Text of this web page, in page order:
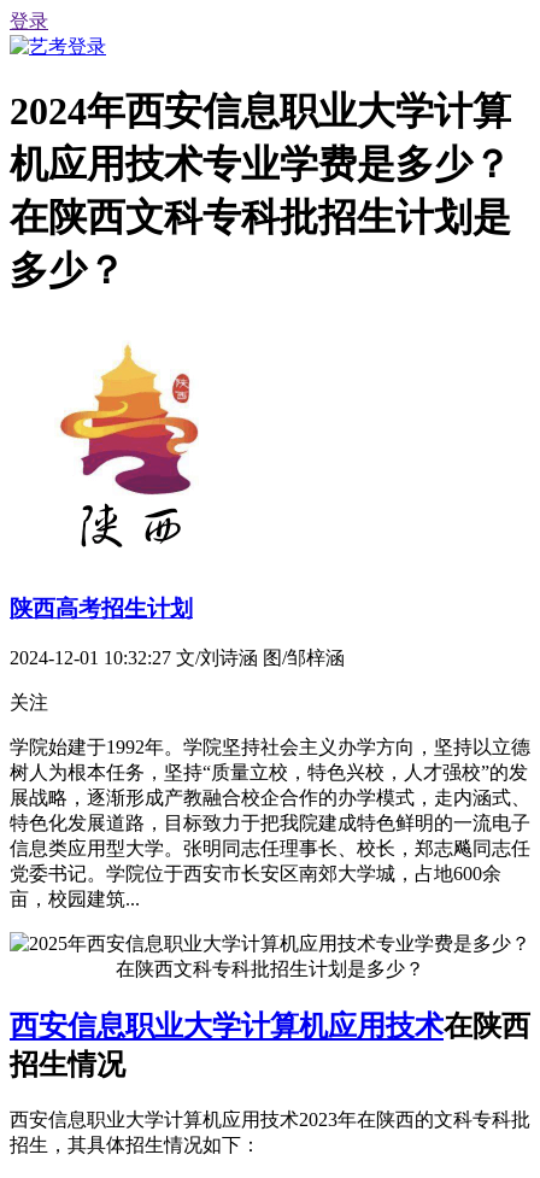
登录
2024年西安信息职业大学计算
机应用技术专业学费是多少？
在陕西文科专科批招生计划是
多少？
陕西高考招生计划
2024-12-01 10:32:27 文/刘诗涵 图/邹梓涵
关注
学院始建于1992年。学院坚持社会主义办学方向，坚持以立德
树人为根本任务，坚持“质量立校，特色兴校，人才强校”的发
展战略，逐渐形成产教融合校企合作的办学模式，走内涵式、
特色化发展道路，目标致力于把我院建成特色鲜明的一流电子
信息类应用型大学。张明同志任理事长、校长，郑志飚同志任
党委书记。学院位于西安市长安区南郊大学城，占地600余
亩，校园建筑...
西安信息职业大学计算机应用技术在陕西
招生情况
西安信息职业大学计算机应用技术2023年在陕西的文科专科批
招生，其具体招生情况如下：